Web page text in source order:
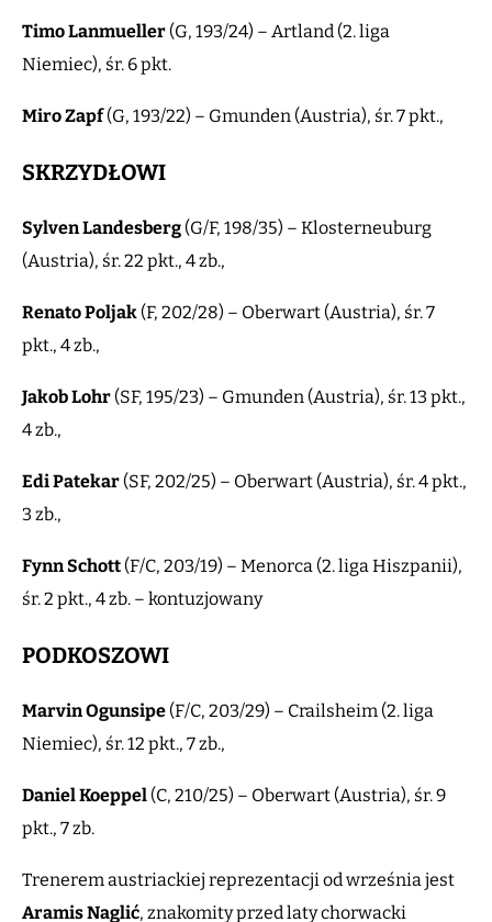
TimoLanmueller (G, 193/24) – Artland (2. liga
Niemiec), śr. 6 pkt.
MiroZapf(G, 193/22) – Gmunden (Austria), śr. 7 pkt.,
SKRZYDŁOWI
SylvenLandesberg (G/F, 198/35) – Klosterneuburg
(Austria), śr. 22 pkt., 4 zb.,
RenatoPoljak (F, 202/28) – Oberwart (Austria), śr. 7
pkt., 4 zb.,
JakobLohr (SF, 195/23) – Gmunden (Austria), śr. 13 pkt.,
4 zb.,
EdiPatekar (SF, 202/25) – Oberwart (Austria), śr. 4 pkt.,
3 zb.,
Fynn Schott (F/C, 203/19) – Menorca (2. liga Hiszpanii),
śr. 2 pkt., 4 zb. – kontuzjowany
PODKOSZOWI
MarvinOgunsipe (F/C, 203/29) – Crailsheim (2. liga
Niemiec), śr. 12 pkt., 7 zb.,
DanielKoeppel (C, 210/25) – Oberwart (Austria), śr. 9
pkt., 7 zb.
Trenerem austriackiej reprezentacji od września jest
AramisNaglić, znakomity przed laty chorwacki